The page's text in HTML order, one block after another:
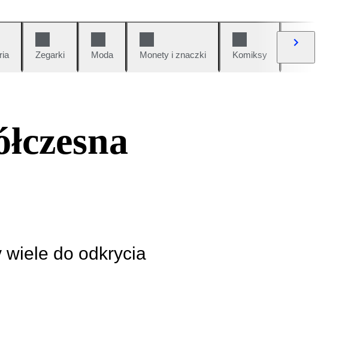
Zegarki Moda Monety i znaczki Komiksy
wiele do odkrycia